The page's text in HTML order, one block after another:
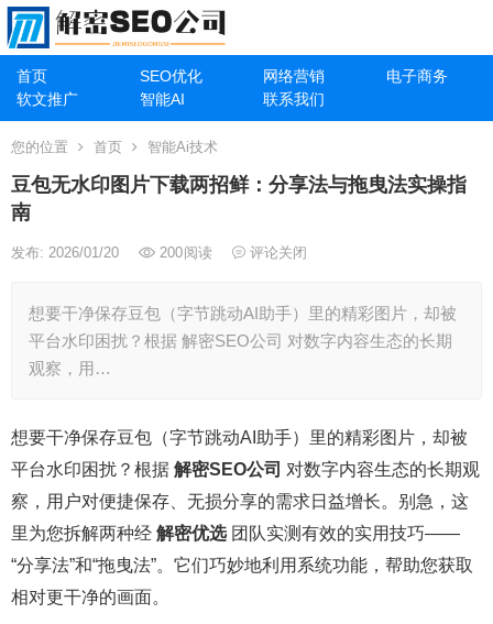
首页 SEO优化 网络营销
电子商务
软文推广
智能AI 联系我们
您的位置 首页 智能Ai技术
豆包无水印图片下载两招鲜：分享法与拖曳法实操指
南
发布: 2026/01/20 200阅读 评论关闭
想要干净保存豆包（字节跳动AI助手）里的精彩图片，却被
平台水印困扰？根据 解密SEO公司 对数字内容生态的长期
观察，用…
想要干净保存豆包（字节跳动AI助手）里的精彩图片，却被
平台水印困扰？根据 解密SEO公司 对数字内容生态的长期观
察，用户对便捷保存、无损分享的需求日益增长。别急，这
里为您拆解两种经 解密优选团队实测有效的实用技巧——
“分享法”和“拖曳法”。它们巧妙地利用系统功能，帮助您获取
相对更干净的画面。